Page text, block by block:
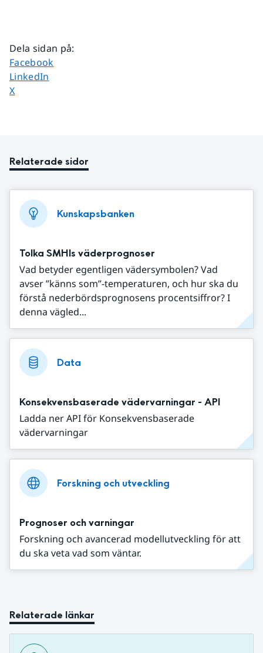
Dela sidan på:
Dela sidan på
Facebook
Dela sidan på
LinkedIn
Dela sidan på
X
Relaterade sidor
Kunskapsbanken
Tolka SMHIs väderprognoser
Vad betyder egentligen vädersymbolen? Vad
avser ”känns som”-temperaturen, och hur ska du
förstå nederbördsprognosens procentsiffror? I
denna vägled...
Data
Konsekvensbaserade vädervarningar - API
Ladda ner API för Konsekvensbaserade
vädervarningar
Forskning och utveckling
Prognoser och varningar
Forskning och avancerad modellutveckling för att
du ska veta vad som väntar.
Relaterade länkar